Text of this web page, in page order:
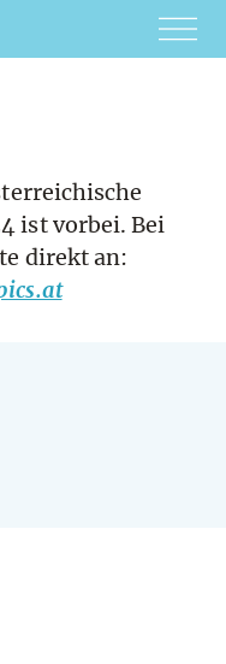
ist vorbei. Bei
direkt an: